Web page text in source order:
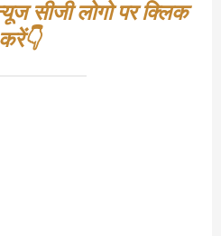
सीजी लोगो पर क्लिक
करें👇